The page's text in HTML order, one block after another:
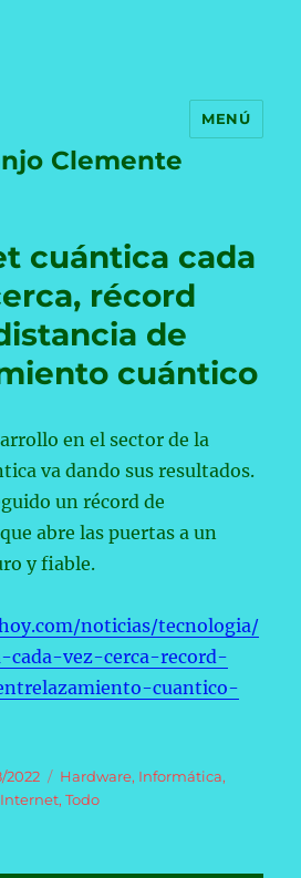
Clemente
MENÚ
cuántica cada
récord
de
cuántico
en el sector de la
va dando sus resultados.
un récord de
abre las puertas a un
y fiable.
noticias/tecnologia/
vez-cerca-record-
cuantico-
2022 Categorías
Hardware, Informática,
Internet,Todo